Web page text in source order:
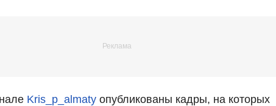
Kris_p_almaty опубликованы кадры, на которых